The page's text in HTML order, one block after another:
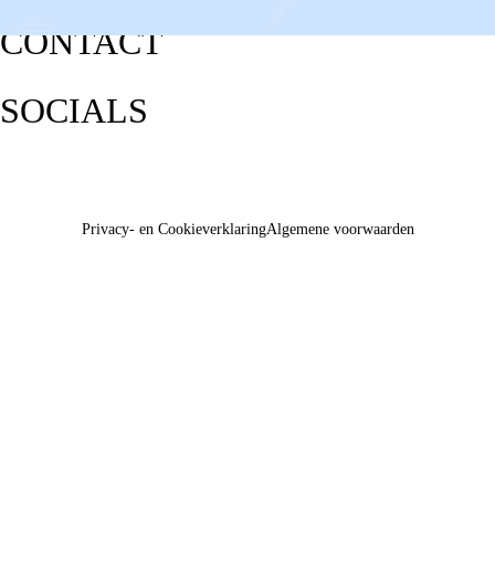
CONTACT
SOCIALS
Privacy- en CookieverklaringAlgemene voorwaarden